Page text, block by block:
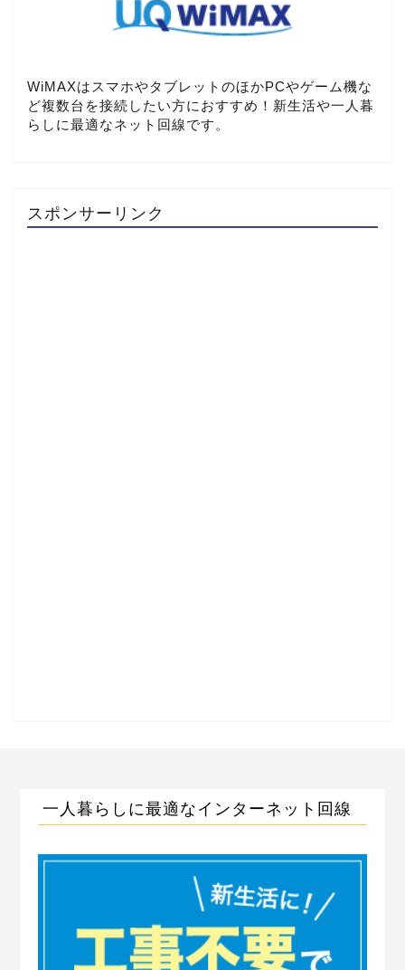
WiMAXはスマホやタブレットのほかPCやゲーム機な
ど複数台を接続したい方におすすめ！新生活や一人暮
らしに最適なネット回線です。
スポンサーリンク
一人暮らしに最適なインターネット回線